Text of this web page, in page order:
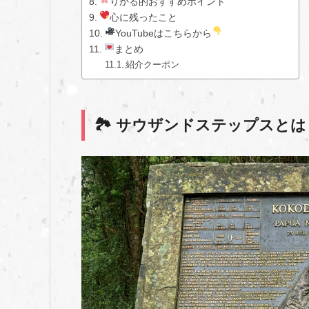
心に残ったこと
YouTubeはこちらから
まとめ
紹介クーポン
🏞 サウザンドステップスとは